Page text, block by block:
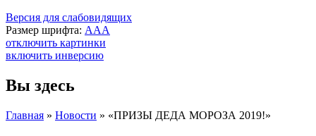
Версия для слабовидящих
Размер шрифта: AAA
отключить картинки
включить инверсию
Вы здесь
Главная » Новости » «ПРИЗЫ ДЕДА МОРОЗА 2019!»